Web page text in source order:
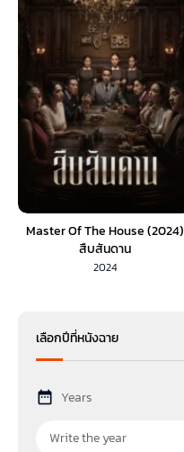
Master Of The House (2024)
สืบสันดาน
2024
เลือกปีที่หนังฉาย
Years